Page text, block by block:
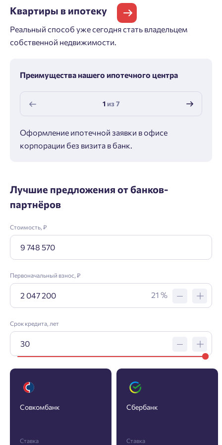
Квартиры в ипотеку
Реальный способ уже сегодня стать владельцем
собственной недвижимости.
Преимущества нашего ипотечного центра
1из7
Оформление ипотечной заявки в офисе
корпорации без визита в банк.
Лучшие предложения от банков-
партнёров
Стоимость, ₽
Первоначальный взнос, ₽
21 %
Срок кредита, лет
Совкомбанк
Ставка
Сбербанк
Ставка